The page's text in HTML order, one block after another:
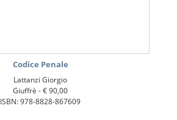
Codice Penale
Lattanzi Giorgio
Giuffrè -€ 90,00
ISBN: 978-8828-867609